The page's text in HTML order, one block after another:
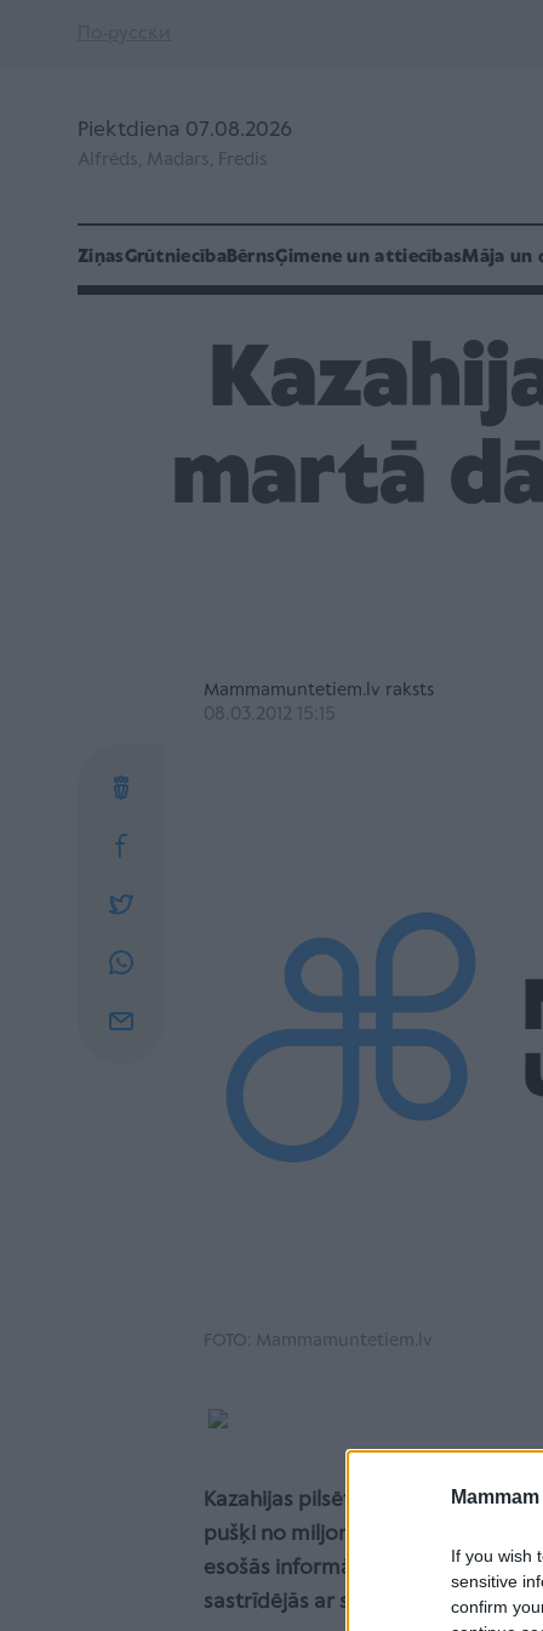
If you wish
sensitive
confirm
Piektdiena 07.08.2026
Alfrēds, Madars, Fredis
ZiņasGrūtniecībaBērnsĢimene un attiecībasMāja un
martā
Mammamuntetiem.lv raksts
08.03.2012 15:15
FOTO: Mammamuntetiem.lv
Kazahijas pilsētas Kizilgorod
pušķi no miljons rozēm, ziņo
esošās informācijas, vīrietis
sastrīdējās ar sievu.